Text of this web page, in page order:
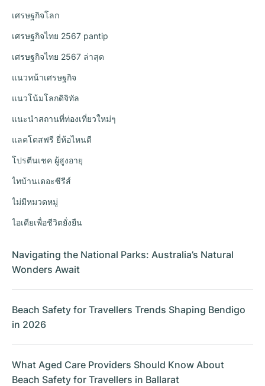
เศรษฐกิจโลก
เศรษฐกิจไทย 2567 pantip
เศรษฐกิจไทย 2567 ล่าสุด
แนวหน้าเศรษฐกิจ
แนวโน้มโลกดิจิทัล
แนะนำสถานที่ท่องเที่ยวใหม่ๆ
แลคโตสฟรี ยี่ห้อไหนดี
โปรตีนเชค ผู้สูงอายุ
ไทบ้านเดอะซีรีส์
ไม่มีหมวดหมู่
ไอเดียเพื่อชีวิตยั่งยืน
Navigating the National Parks: Australia’s Natural
Wonders Await
Beach Safety for Travellers Trends Shaping Bendigo
in 2026
What Aged Care Providers Should Know About
Beach Safety for Travellers in Ballarat